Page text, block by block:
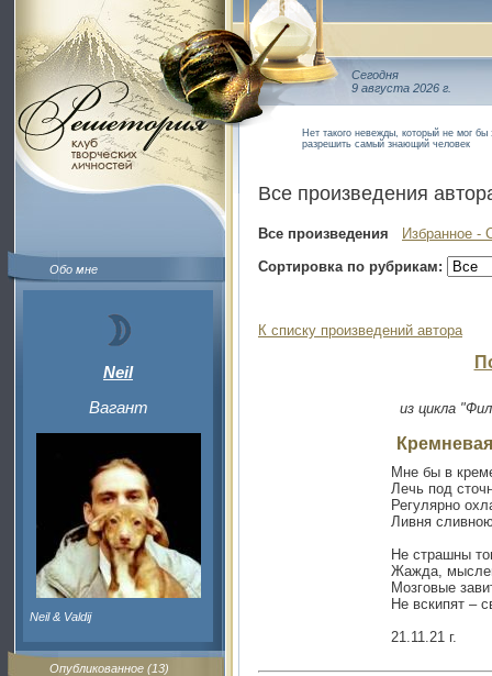
Обо мне
Neil
Вагант
Neil & Valdij
Опубликованное (13)
Сегодня
9 августа 2026 г.
Нет такого невежды, который не мог
разрешить самый знающий человек
Все произведения
Все произведения
Избранное -
Сортировка по рубрикам:
К списку произведений автора
из цикла
Мне бы в
Лечь под
Регулярно
Ливня
Не страшны
Жажда,
Мозговые
Не вскипят –
21.11.21 г.